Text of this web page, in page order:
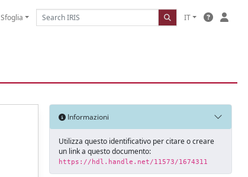
Sfoglia IT
Informazioni
Utilizza questo identificativo per citare o creare
un link a questo documento:
https://hdl.handle.net/11573/1674311